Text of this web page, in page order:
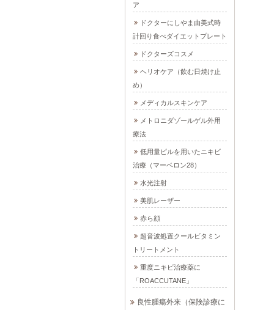
ア
ドクターにしやま由美式時
計回り食べダイエットプレート
ドクターズコスメ
ヘリオケア（飲む日焼け止
め）
メディカルスキンケア
メトロニダゾールゲル外用
療法
低用量ピルを用いたニキビ
治療（マーベロン28）
水光注射
美肌レーザー
赤ら顔
超音波処置クールビタミン
トリートメント
重度ニキビ治療薬に
「ROACCUTANE」
良性腫瘍外来（保険診療に